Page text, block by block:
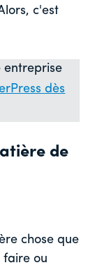
c'est
entreprise
dès
de
chose que
faire ou